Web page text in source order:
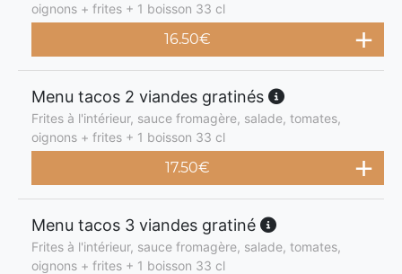
oignons + frites + 1 boisson 33 cl
16.50€
Menu tacos 2 viandes gratinés
Frites à l'intérieur, sauce fromagère, salade, tomates,
oignons + frites + 1 boisson 33 cl
17.50€
Menu tacos 3 viandes gratiné
Frites à l'intérieur, sauce fromagère, salade, tomates,
oignons + frites + 1 boisson 33 cl